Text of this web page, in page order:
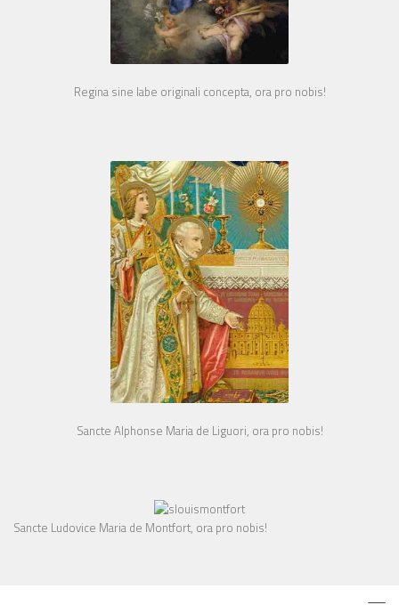
Regina sine labe originali concepta, ora pro nobis!
Sancte Alphonse Maria de Liguori, ora pro nobis!
Sancte Ludovice Maria de Montfort, ora pro nobis!